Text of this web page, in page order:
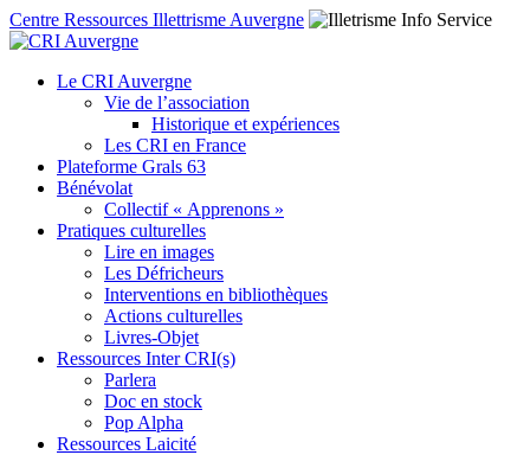
Centre Ressources Illettrisme Auvergne
Le CRI Auvergne
Vie de l’association
Historique et expériences
Les CRI en France
Plateforme Grals 63
Bénévolat
Collectif « Apprenons »
Pratiques culturelles
Lire en images
Les Défricheurs
Interventions en bibliothèques
Actions culturelles
Livres-Objet
Ressources Inter CRI(s)
Parlera
Doc en stock
Pop Alpha
Ressources Laicité